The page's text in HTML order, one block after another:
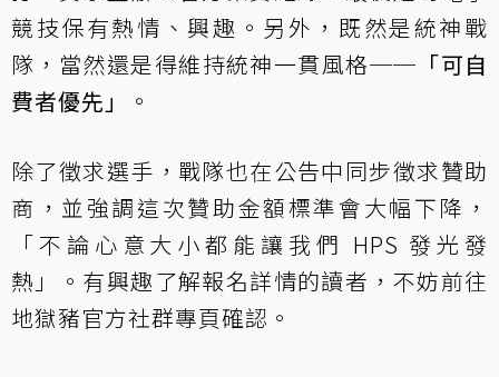
競技保有熱情、興趣。另外，既然是統神戰
隊，當然還是得維持統神一貫風格── 「可自
費者優先」
。
除了徵求選手，戰隊也在公告中同步徵求贊助
商，並強調這次贊助金額標準會大幅下降，
「不論心意大小都能讓我們 HPS 發光發
熱」。有興趣了解報名詳情的讀者，不妨前往
地獄豬官方社群專頁確認。